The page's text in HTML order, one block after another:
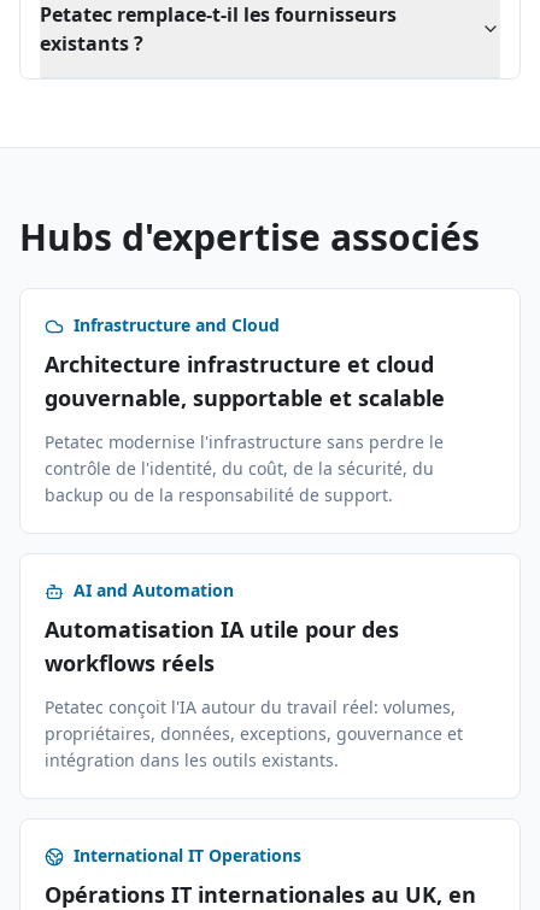
usage réel, contrats, support, infrastructure, sécurité et
responsabilités.
Petatec remplace-t-il les fournisseurs
existants ?
recommander un changement.
Hubs d'expertise associés
Infrastructure and Cloud
Architecture infrastructure et cloud
gouvernable, supportable et scalable
Petatec modernise l'infrastructure sans perdre le
contrôle de l'identité, du coût, de la sécurité, du
backup ou de la responsabilité de support.
AI and Automation
Automatisation IA utile pour des
workflows réels
Petatec conçoit l'IA autour du travail réel: volumes,
propriétaires, données, exceptions, gouvernance et
intégration dans les outils existants.
International IT Operations
Opérations IT internationales au UK, en